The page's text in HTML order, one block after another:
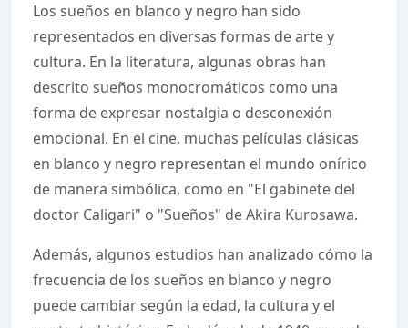
Los sueños en blanco y negro han sido
representados en diversas formas de arte y
cultura. En la literatura, algunas obras han
descrito sueños monocromáticos como una
forma de expresar nostalgia o desconexión
emocional. En el cine, muchas películas clásicas
en blanco y negro representan el mundo onírico
de manera simbólica, como en "El gabinete del
doctor Caligari" o "Sueños" de Akira Kurosawa.
Además, algunos estudios han analizado cómo la
frecuencia de los sueños en blanco y negro
puede cambiar según la edad, la cultura y el